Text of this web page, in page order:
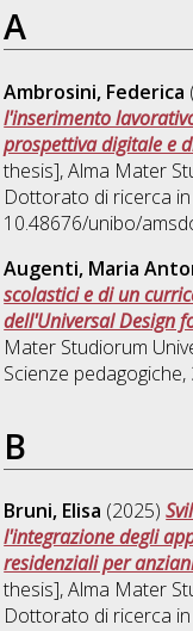
A
Ambrosini, Federica
l'inserimento
prospettiva digitale e
thesis], Alma Mater
Dottorato di ricerca in
10.48676/unibo/
Augenti, Maria
scolastici e di un
dell'Universal Design
Mater Studiorum
Scienze pedagogiche,
B
Bruni, Elisa (2025)
l'integrazione degli
residenziali per
thesis], Alma Mater
Dottorato di ricerca in